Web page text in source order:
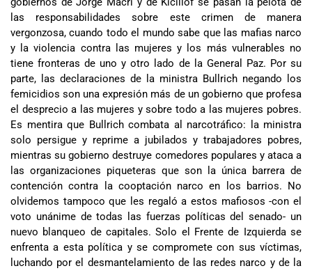
las responsabilidades sobre este crimen de manera
vergonzosa, cuando todo el mundo sabe que las mafias narco
y la violencia contra las mujeres y los más vulnerables no
tiene fronteras de uno y otro lado de la General Paz. Por su
parte, las declaraciones de la ministra Bullrich negando los
femicidios son una expresión más de un gobierno que profesa
el desprecio a las mujeres y sobre todo a las mujeres pobres.
Es mentira que Bullrich combata al narcotráfico: la ministra
solo persigue y reprime a jubilados y trabajadores pobres,
mientras su gobierno destruye comedores populares y ataca a
las organizaciones piqueteras que son la única barrera de
contención contra la cooptación narco en los barrios. No
olvidemos tampoco que les regaló a estos mafiosos -con el
voto unánime de todas las fuerzas políticas del senado- un
nuevo blanqueo de capitales. Solo el Frente de Izquierda se
enfrenta a esta política y se compromete con sus víctimas,
luchando por el desmantelamiento de las redes narco y de la